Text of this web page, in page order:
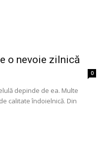
o nevoie zilnică
0
depinde de ea. Multe
calitate îndoielnică. Din